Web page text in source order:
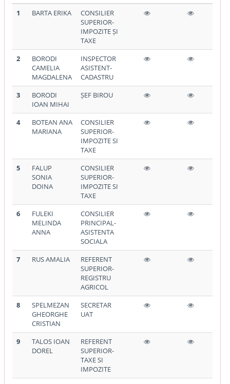
1
BARTA ERIKA
CONSILIER
SUPERIOR-
IMPOZITE ȘI
TAXE
2
BORODI
CAMELIA
MAGDALENA
INSPECTOR
ASISTENT-
CADASTRU
3
BORODI
IOAN MIHAI
ȘEF BIROU
4
BOTEAN ANA
MARIANA
CONSILIER
SUPERIOR-
IMPOZITE SI
TAXE
5
FALUP
SONIA
DOINA
CONSILIER
SUPERIOR-
IMPOZITE SI
TAXE
6
FULEKI
MELINDA
ANNA
CONSILIER
PRINCIPAL-
ASISTENTA
SOCIALA
7
RUS AMALIA
REFERENT
SUPERIOR-
REGISTRU
AGRICOL
8
SPELMEZAN
GHEORGHE
CRISTIAN
SECRETAR
UAT
9
TALOS IOAN
DOREL
REFERENT
SUPERIOR-
TAXE SI
IMPOZITE